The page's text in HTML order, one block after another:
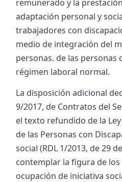
remunerado y la
adaptación personal y
trabajadores con
medio de integración del
personas. de las personas
régimen laboral normal.
La disposición adicional
9/2017, de Contratos del
el texto refundido de la
de las Personas con
social (RDL 1/2013, de 29
contemplar la figura de
ocupación de iniciativa